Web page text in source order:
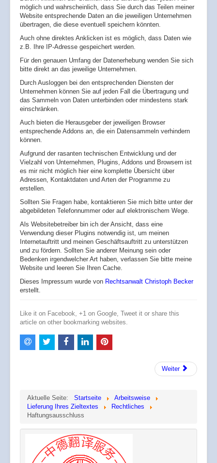
möglich und wahrscheinlich, dass Sie durch das Teilen meiner
Website entsprechende Daten an die jeweiligen Unternehmen
übertragen, die diese eventuell speichern könnten.
Auch ohne direktes Anklicken ist es möglich, dass Daten wie
z.B. Ihre IP-Adresse gespeichert werden.
Für den genauen Umfang der Datenerhebung wenden Sie sich
bitte direkt an das jeweilige Unternehmen.
Durch Ausloggen bei den entsprechenden Diensten der
Unternehmen können Sie auf jeden Fall die Übertragung und
das Sammeln von Daten unterbinden oder mindestens stark
einschränken.
Auch bieten die Herausgeber der jeweiligen Browser
entsprechende Addons an, die ein Datensammeln verhindern
können.
Aufgrund der rasanten technischen Entwicklung und der
Vielzahl von Unternehmen, Plugins, Addons und Browsern ist
es mir nicht möglich hier eine komplette Übersicht über
Adressen, Kontaktdaten und Arten der Programme zu
erstellen.
Sollten Sie Fragen habe, kontaktieren Sie mich bitte unter der
abgebildeten Telefonnummer oder auf elektronischem Wege.
Als Websitebetreiber bin ich der Ansicht, dass eine
Verwendung dieser Plugins notwendig ist, um meinen
Internetauftritt und meinen Geschäftsauftritt zu unterstützen
und zu fördern. Sollten Sie anderer Meinung sein oder
Bedenken irgendwelcher Art haben, verlassen Sie bitte meine
Website und leeren Sie Ihren Cache.
Dieses Impressum wurde von Rechtsanwalt Christoph Becker
erstellt.
Like it on Facebook, +1 on Google, Tweet it or share this
article on other bookmarking websites.
Weiter
Aktuelle Seite: Startseite
Arbeitsweise
Lieferung Ihres Zieltextes
Rechtliches
Haftungsausschluss